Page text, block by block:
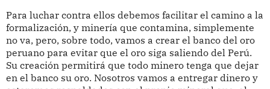
Para luchar contra ellos debemos facilitar el camino a la
formalización, y minería que contamina, simplemente
no va, pero, sobre todo, vamos a crear el banco del oro
peruano para evitar que el oro siga saliendo del Perú.
Su creación permitirá que todo minero tenga que dejar
en el banco su oro. Nosotros vamos a entregar dinero y